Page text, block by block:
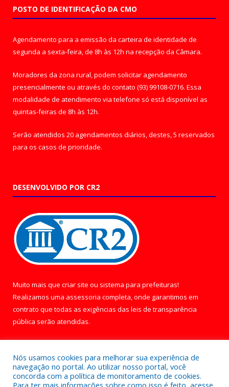
POSTO DE IDENTIFICAÇÃO DA CMO
Agendamento para a emissão da carteira de identidade de
segunda a sexta-feira, de 8h às 12h na recepção da Câmara.
Moradores da zona rural, podem solicitar agendamento
presencialmente ou através do contato (93) 99108-0716. Essa
modalidade de atendimento via telefone só está disponível as
quintas-feiras de 8h às 12h.
Serão atendidos 20 agendamentos diários, destes, 5 reservados
para os casos de prioridade.
DESENVOLVIDO POR CR2
Muito mais que criar site ou sistema para prefeituras!
Realizamos uma assessoria completa, onde garantimos em
contrato que todas as exigências das leis de transparência
pública serão atendidas.
Nós usamos cookies para melhorar sua experiência de
navegação no portal. Ao utilizar nosso portal, você
concorda com a política de monitoramento de cookies.
Para ter mais informações sobre como isso é feito, acesse